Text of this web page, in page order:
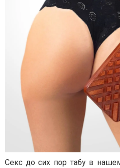
Секс до сих пор табу в